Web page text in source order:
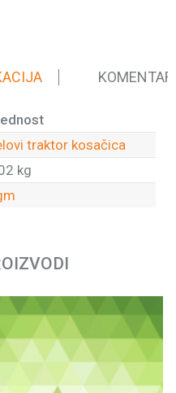
traktor kosačica
kg